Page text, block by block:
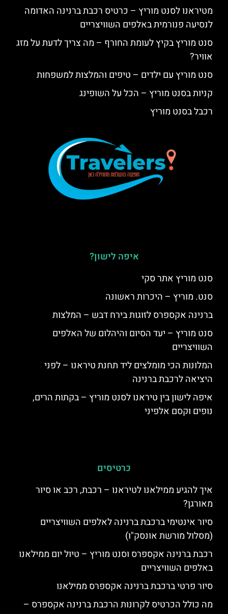
מטיראנו לסנט מוריץ – כרטיס רכבת ברנינה האדומה
לנסיעה פנורמית באלפים השוויצריים
סנט מוריץ בקיץ לעומת החורף – מה צריך לדעת על מזג
אוויר?
סנט מוריץ עם ילדים – טיפים והמלצות למשפחות
קניות בסנט מוריץ – הכל על השופינג
רכבל בסנט מוריץ
איפה לישון?
סנט מוריץ אתר סקי
סנט. מוריץ – היכרות ראשונה
ברנינה אקספרס לזוגות בירח דבש – המלצות
סנט מוריץ – יעד הסיום והיהלום של האלפים
השוויצריים
המלונות הכי מומלצים ליד תחנת טיראנו – לפני
היציאה לרכבת ברנינה
איפה לישון בין טיראנו לסנט מוריץ – בקתות הרים,
נופים וקסם אלפיני
כרטיסים
איך להגיע ממילאנו לטיראנו – רכבת, רכב או סיור
מאורגן?
סיור אינטימי ברכבת ברנינה לאלפים השוויצריים
(מסלול מורשת אונסק"ו)
רכבת ברנינה אקספרס וסנט מוריץ – טיול יום ממילאנו
באלפים השוויצריים
סיור פרטי ברכבת ברנינה אקספרס ממילאנו
מה כולל הכרטיס לקרונות הרכבת ברנינה אקספרס –